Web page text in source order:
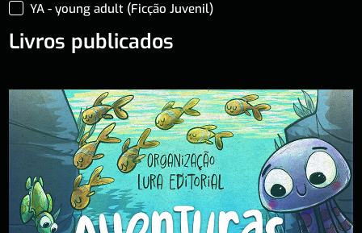
YA - young adult (Ficção Juvenil)
Livros publicados